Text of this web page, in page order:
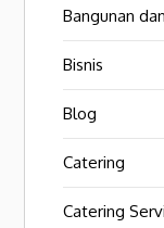
Bangunan
Bisnis
Blog
Catering
Catering